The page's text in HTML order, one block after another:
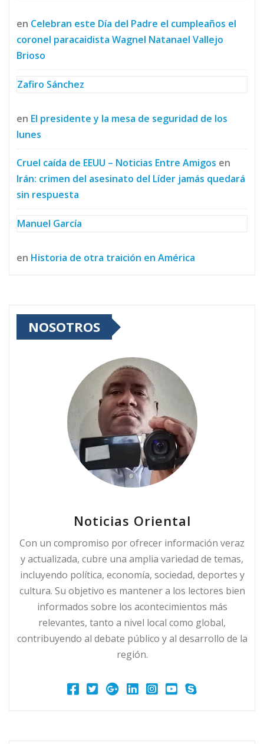
en Celebran este Día del Padre el cumpleaños el
coronel paracaidista Wagnel Natanael Vallejo
Brioso
Zafiro Sánchez
en El presidente y la mesa de seguridad de los
lunes
Cruel caída de EEUU – Noticias Entre Amigos en
Irán: crimen del asesinato del Líder jamás quedará
sin respuesta
Manuel García
en Historia de otra traición en América
NOSOTROS
Noticias Oriental
Con un compromiso por ofrecer información veraz
y actualizada, cubre una amplia variedad de temas,
incluyendo política, economía, sociedad, deportes y
cultura. Su objetivo es mantener a los lectores bien
informados sobre los acontecimientos más
relevantes, tanto a nivel local como global,
contribuyendo al debate público y al desarrollo de la
región.